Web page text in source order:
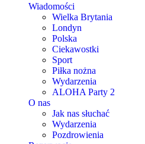
Wiadomości
Wielka Brytania
Londyn
Polska
Ciekawostki
Sport
Piłka nożna
Wydarzenia
ALOHA Party 2
O nas
Jak nas słuchać
Wydarzenia
Pozdrowienia